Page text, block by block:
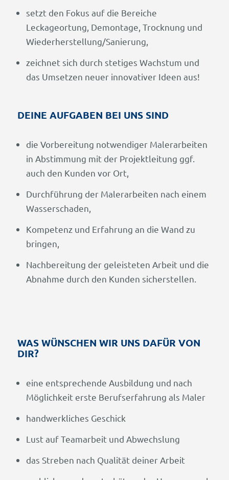
setzt den Fokus auf die Bereiche
Leckageortung, Demontage, Trocknung und
Wiederherstellung/Sanierung,
zeichnet sich durch stetiges Wachstum und
das Umsetzen neuer innovativer Ideen aus!
DEINE AUFGABEN BEI UNS SIND
die Vorbereitung notwendiger Malerarbeiten
in Abstimmung mit der Projektleitung ggf.
auch den Kunden vor Ort,
Durchführung der Malerarbeiten nach einem
Wasserschaden,
Kompetenz und Erfahrung an die Wand zu
bringen,
Nachbereitung der geleisteten Arbeit und die
Abnahme durch den Kunden sicherstellen.
WAS WÜNSCHEN WIR UNS DAFÜR VON
DIR?
eine entsprechende Ausbildung und nach
Möglichkeit erste Berufserfahrung als Maler
handwerkliches Geschick
Lust auf Teamarbeit und Abwechslung
das Streben nach Qualität deiner Arbeit